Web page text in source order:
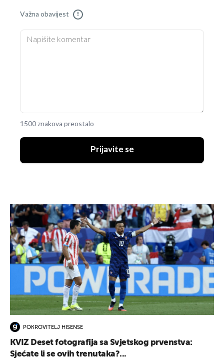
Važna obavijest !
1500 znakova preostalo
Prijavite se
POKROVITELJ HISENSE
KVIZ Deset fotografija sa Svjetskog prvenstva:
Sjećate li se ovih trenutaka?...